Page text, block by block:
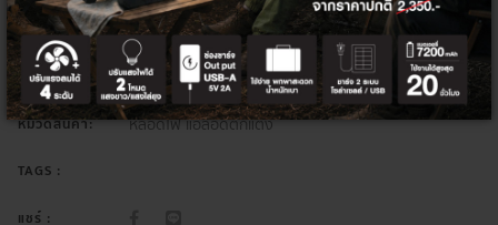
กลุ่มสินค้า: หลอดไฟ
ประเภทสินค้า: หลอดไฟ แอล อี ดี
หมวดสินค้า: หลอดไฟ แอลอีดีตกแต่ง
TAGS :
แชร์ :